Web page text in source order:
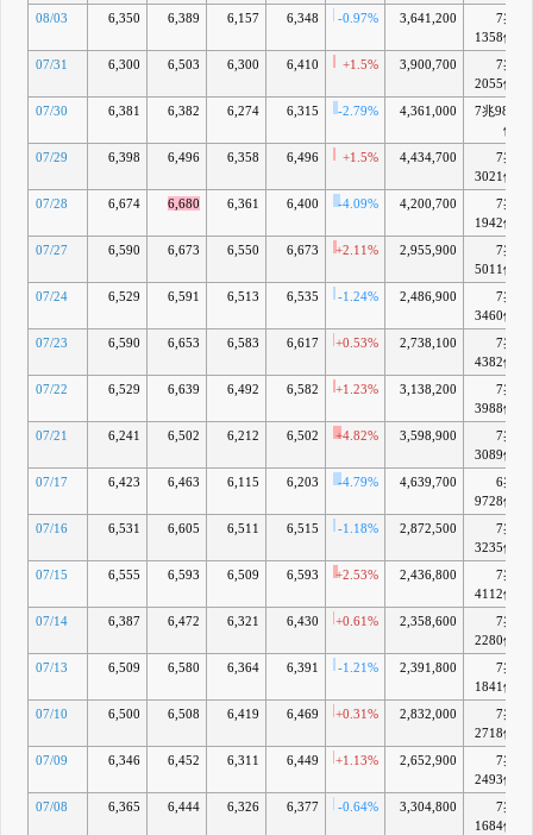
E （IR情報）
15:30 代
関するお知らせ
（IR情報）
15:30 役
改革に関するお知
F （IR情報） 15:30 自
己株式の取得状況
（自社株買い）
取締
11日)での決議状
況(取得期間2026
年3月31日)
G （IR情報）11:30 株
式会社東芝の
決算に伴う当社連
期第1四半期)への
影響に関するお知
5月 21, 2026
式会社東芝の
2026年3月期通期
結決算(2027年3月
影響に関するお知
らせ 5月 15, 2026
2026年3月期決算
(連結)
（IR情報）
15:30
余金配当および
2027年3月期の配
（IR情報）
15:30 自
08/03
6,350 6,389 6,157 6,348 -0.97% 3,641,200
7兆
1358億
07/31
6,300 6,503 6,300 6,410 +1.5% 3,900,700
7兆
2055億
07/30
6,381 6,382 6,274 6,315 -2.79% 4,361,000
7兆987
億
07/29
6,398 6,496 6,358 6,496 +1.5% 4,434,700
7兆
3021億
07/28
6,674 6,680 6,361 6,400 -4.09% 4,200,700
7兆
1942億
07/27
6,590 6,673 6,550 6,673 +2.11% 2,955,900
7兆
5011億
07/24
6,529 6,591 6,513 6,535 -1.24% 2,486,900
7兆
3460億
07/23
6,590 6,653 6,583 6,617 +0.53% 2,738,100
7兆
4382億
07/22
6,529 6,639 6,492 6,582 +1.23% 3,138,200
7兆
3988億
07/21
6,241 6,502 6,212 6,502 +4.82% 3,598,900
7兆
3089億
07/17
6,423 6,463 6,115 6,203 -4.79% 4,639,700
6兆
9728億
07/16
6,531 6,605 6,511 6,515 -1.18% 2,872,500
7兆
3235億
07/15
6,555 6,593 6,509 6,593 +2.53% 2,436,800
7兆
4112億
07/14
6,387 6,472 6,321 6,430 +0.61% 2,358,600
7兆
2280億
07/13
6,509 6,580 6,364 6,391 -1.21% 2,391,800
7兆
1841億
07/10
6,500 6,508 6,419 6,469 +0.31% 2,832,000
7兆
2718億
07/09
6,346 6,452 6,311 6,449 +1.13% 2,652,900
7兆
2493億
07/08
6,365 6,444 6,326 6,377 -0.64% 3,304,800
7兆
1684億